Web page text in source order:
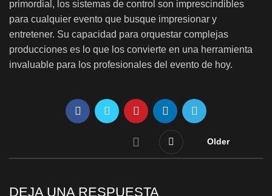
primordial, los sistemas de control son imprescindibles
para cualquier evento que busque impresionar y
entretener. Su capacidad para orquestar complejas
producciones es lo que los convierte en una herramienta
invaluable para los profesionales del evento de hoy.
Older
DEJA UNA RESPUESTA